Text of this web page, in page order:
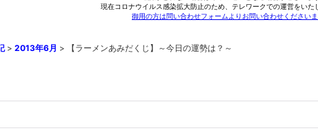
> 2013年6月 > 【ラーメンあみだくじ】～今日の運勢は？～